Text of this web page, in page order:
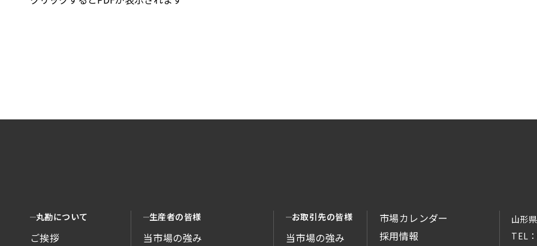
丸勘について
ご挨拶
生産者の皆様
当市場の強み
お取引先の皆様
当市場の強み
市場カレンダー
採用情報
山形
TEL